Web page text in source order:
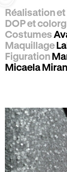
Réalisation
DOP et
Costumes
Maquillage
Figuration
Micaela